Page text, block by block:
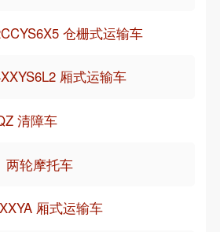
仓栅式运输车
厢式运输车
清障车
两轮摩托车
厢式运输车